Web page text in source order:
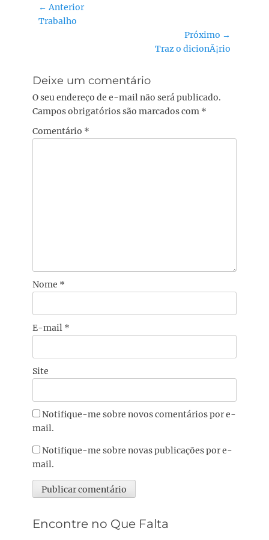
Navegação
de
← Anterior
Post
Trabalho
Próximo →
Traz o dicionÃ¡rio
Deixe um comentário
O seu endereço de e-mail não será publicado.
Campos obrigatórios são marcados com *
Comentário *
Nome *
E-mail *
Site
Notifique-me sobre novos comentários por e-
mail.
Notifique-me sobre novas publicações por e-
mail.
Encontre no Que Falta